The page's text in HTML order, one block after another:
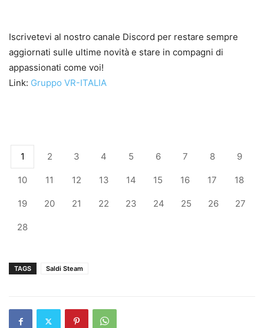
Iscrivetevi al nostro canale Discord per restare sempre
aggiornati sulle ultime novità e stare in compagni di
appassionati come voi!
Link: Gruppo VR-ITALIA
1 2 3 4 5 6 7 8 9
10 11 12 13 14 15 16 17 18
19 20 21 22 23 24 25 26 27
28
TAGS Saldi Steam